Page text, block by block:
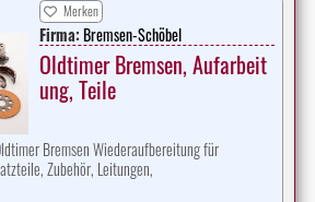
Merken
Firma:Bremsen-Schöbel
Oldtimer Bremsen, Aufarbeit
ung, Teile
Bremsen Wiederaufbereitung für
Zubehör, Leitungen,